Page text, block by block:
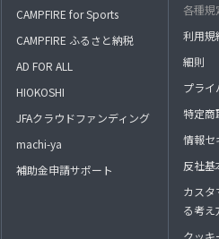
CAMPFIRE for Sports
CAMPFIRE ふるさと納税
AD FOR ALL
HIOKOSHI
JFAクラウドファンディング
machi-ya
補助金申請サポート
各種規
利用規
細則
プライ
特定商
情報セ
反社基
カス
る考え
クッキ